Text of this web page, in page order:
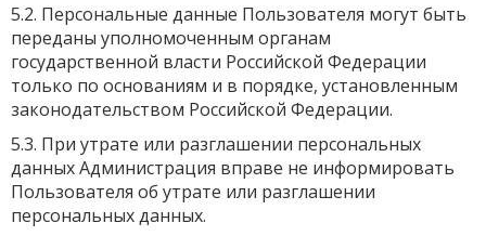
5.2. Персональные данные Пользователя могут быть
переданы уполномоченным органам
государственной власти Российской Федерации
только по основаниям и в порядке, установленным
законодательством Российской Федерации.
5.3. При утрате или разглашении персональных
данных Администрация вправе не информировать
Пользователя об утрате или разглашении
персональных данных.